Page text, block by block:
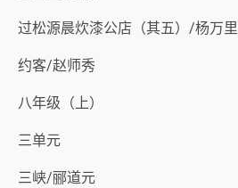
过松源晨炊漆公店（其五）/杨万里
约客/赵师秀
八年级（上）
三单元
三峡/郦道元